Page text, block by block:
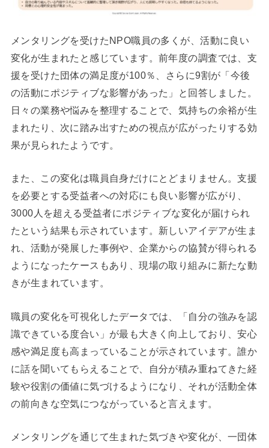
メンタリングを受けたNPO職員の多くが、活動に良い
変化が生まれたと感じています。前年度の調査では、支
援を受けた団体の満足度が100％、さらに9割が「今後
の活動にポジティブな影響があった」と回答しました。
日々の業務や悩みを整理することで、気持ちの余裕が生
まれたり、次に踏み出すための視点が広がったりする効
果が見られたようです。
また、この変化は職員自身だけにとどまりません。支援
を必要とする受益者への対応にも良い影響が広がり、
3000人を超える受益者にポジティブな変化が届けられ
たという結果も示されています。新しいアイデアが生ま
れ、活動が発展した事例や、企業からの協賛が得られる
ようになったケースもあり、現場の取り組みに新たな動
きが生まれています。
職員の変化を可視化したデータでは、「自分の強みを認
識できている度合い」が最も大きく向上しており、安心
感や満足度も高まっていることが示されています。誰か
に話を聞いてもらえることで、自分が積み重ねてきた経
験や役割の価値に気づけるようになり、それが活動全体
の前向きな空気につながっていると言えます。
メンタリングを通じて生まれた気づきや変化が、一団体